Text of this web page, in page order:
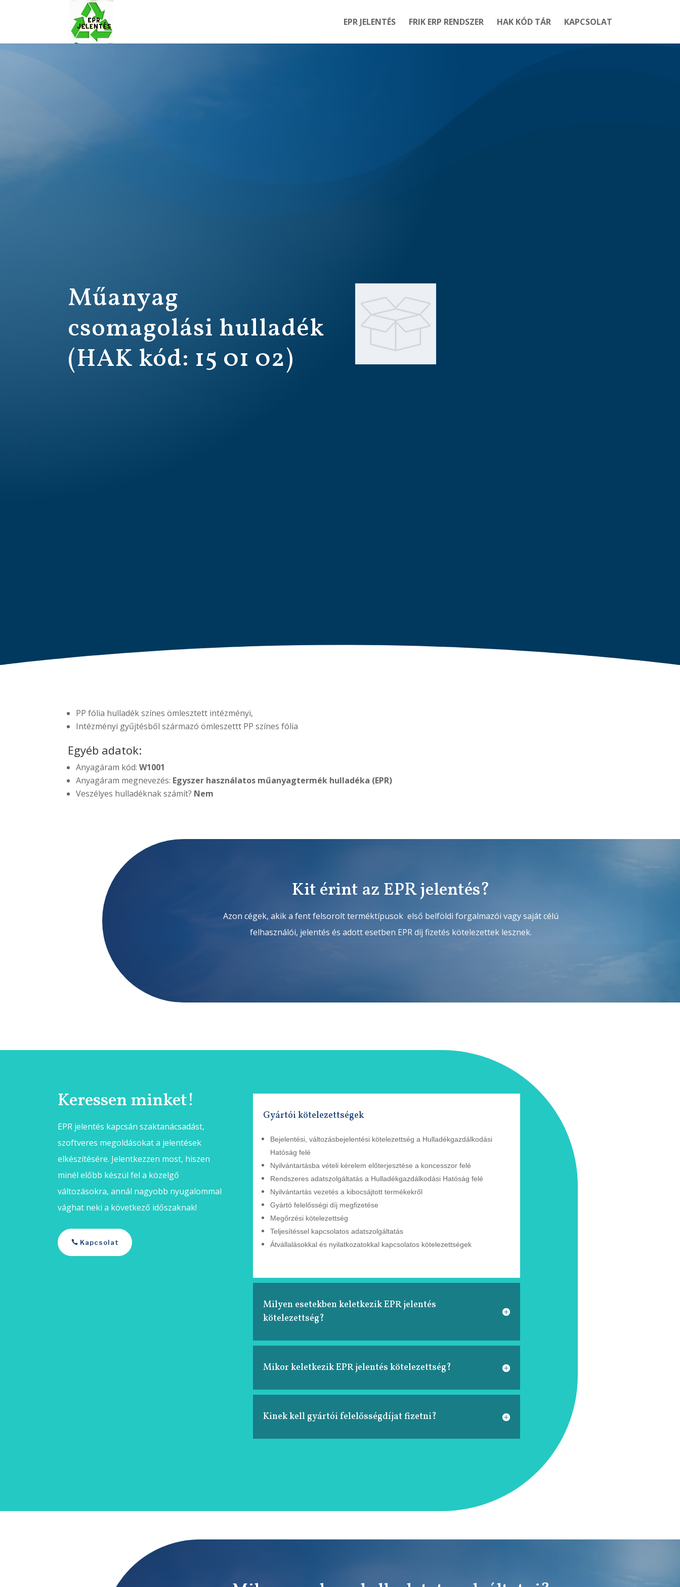
EPR JELENTÉS FRIK ERP RENDSZER HAK KÓD TÁR KAPCSOLAT
Műanyag
csomagolási hulladék
(HAK kód: 15 01 02)
PP fólia hulladék színes ömlesztett intézményi,
Intézményi gyűjtésből származó ömleszettt PP színes fólia
Egyéb adatok:
Anyagáram kód:W1001
Anyagáram megnevezés: Egyszer használatos műanyagtermék hulladéka (EPR)
Veszélyes hulladéknak számít? Nem
Kit érint az EPR jelentés?
Azon cégek, akik a fent felsorolt terméktípusok első belföldi forgalmazói vagy saját célú
felhasználói, jelentés és adott esetben EPR díj fizetés kötelezettek lesznek.
Keressen minket!
EPR jelentés kapcsán szaktanácsadást,
szoftveres megoldásokat a jelentések
elkészítésére. Jelentkezzen most, hiszen
minél előbb készül fel a közelgő
változásokra, annál nagyobb nyugalommal
vághat neki a következő időszaknak!
Kapcsolat
Gyártói kötelezettségek
Bejelentési, változásbejelentési kötelezettség a Hulladékgazdálkodási
Hatóság felé
Nyilvántartásba vételi kérelem előterjesztése a koncesszor felé
Rendszeres adatszolgáltatás a Hulladékgazdálkodási Hatóság felé
Nyilvántartás vezetés a kibocsájtott termékekről
Gyártó felelősségi díj megfizetése
Megőrzési kötelezettség
Teljesítéssel kapcsolatos adatszolgáltatás
Átvállalásokkal és nyilatkozatokkal kapcsolatos kötelezettségek
Milyen esetekben keletkezik EPR jelentés
kötelezettség?
Mikor keletkezik EPR jelentés kötelezettség?
Kinek kell gyártói felelősségdíjat fizetni?